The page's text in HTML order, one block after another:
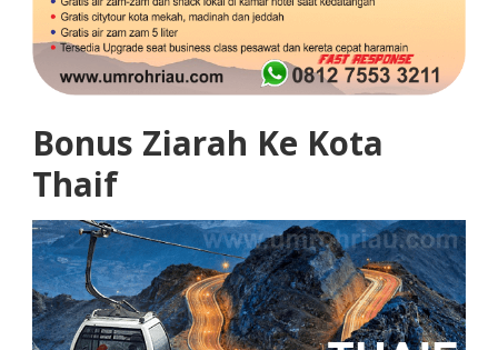
Bonus Ziarah Ke Kota
Thaif